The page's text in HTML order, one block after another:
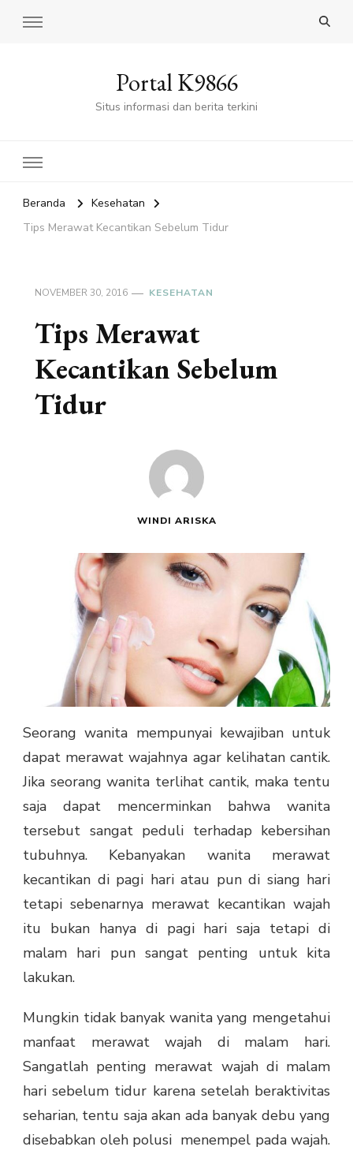
Portal K9866
Situs informasi dan berita terkini
Beranda
Kesehatan
Tips Merawat Kecantikan Sebelum Tidur
NOVEMBER 30, 2016 KESEHATAN
Tips Merawat
Kecantikan Sebelum
Tidur
WINDI ARISKA
Seorang wanita mempunyai kewajiban untuk
dapat merawat wajahnya agar kelihatan cantik.
Jika seorang wanita terlihat cantik, maka tentu
saja dapat mencerminkan bahwa wanita
tersebut sangat peduli terhadap kebersihan
tubuhnya. Kebanyakan wanita merawat
kecantikan di pagi hari atau pun di siang hari
tetapi sebenarnya merawat kecantikan wajah
itu bukan hanya di pagi hari saja tetapi di
malam hari pun sangat penting untuk kita
lakukan.
Mungkin tidak banyak wanita yang mengetahui
manfaat merawat wajah di malam hari.
Sangatlah penting merawat wajah di malam
hari sebelum tidur karena setelah beraktivitas
seharian, tentu saja akan ada banyak debu yang
disebabkan oleh polusi menempel pada wajah.